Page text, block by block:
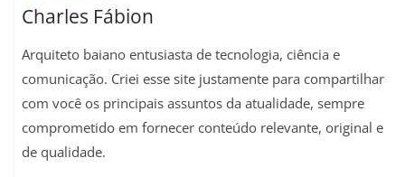
Charles Fábion
Arquiteto baiano entusiasta de tecnologia, ciência e
comunicação. Criei esse site justamente para compartilhar
com você os principais assuntos da atualidade, sempre
comprometido em fornecer conteúdo relevante, original e
de qualidade.